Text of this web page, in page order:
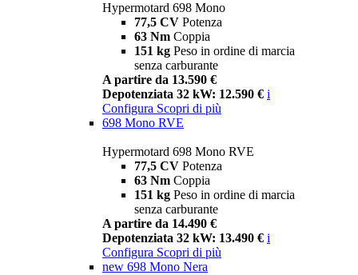
Hypermotard 698 Mono
77,5 CV Potenza
63 Nm Coppia
151 kg Peso in ordine di marcia
senza carburante
A partire da 13.590 €
Depotenziata 32 kW: 12.590 € i
Configura Scopri di più
698 Mono RVE
Hypermotard 698 Mono RVE
77,5 CV Potenza
63 Nm Coppia
151 kg Peso in ordine di marcia
senza carburante
A partire da 14.490 €
Depotenziata 32 kW: 13.490 € i
Configura Scopri di più
new 698 Mono Nera